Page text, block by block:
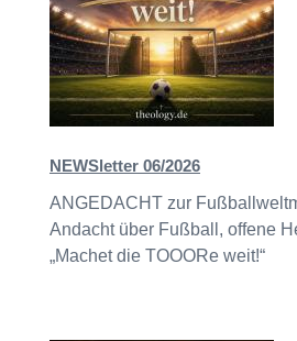
NEWSletter 06/2026
ANGEDACHT zur
Andacht über Fußball, offene
„Machet die TOOORe weit!“